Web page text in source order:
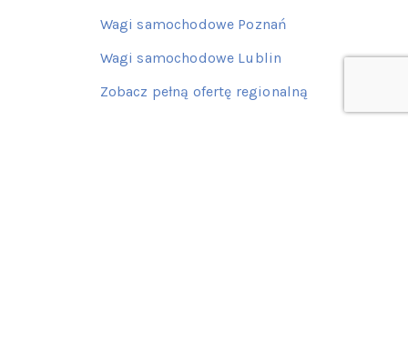
Wagi samochodowe Poznań
Wagi samochodowe Lublin
Zobacz pełną ofertę regionalną